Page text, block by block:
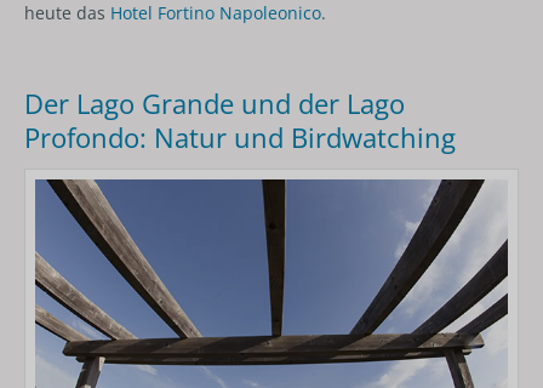
heute das Hotel Fortino Napoleonico.
Der Lago Grande und der Lago
Profondo: Natur und Birdwatching